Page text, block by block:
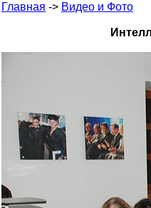
Главная -> Видео и Фото